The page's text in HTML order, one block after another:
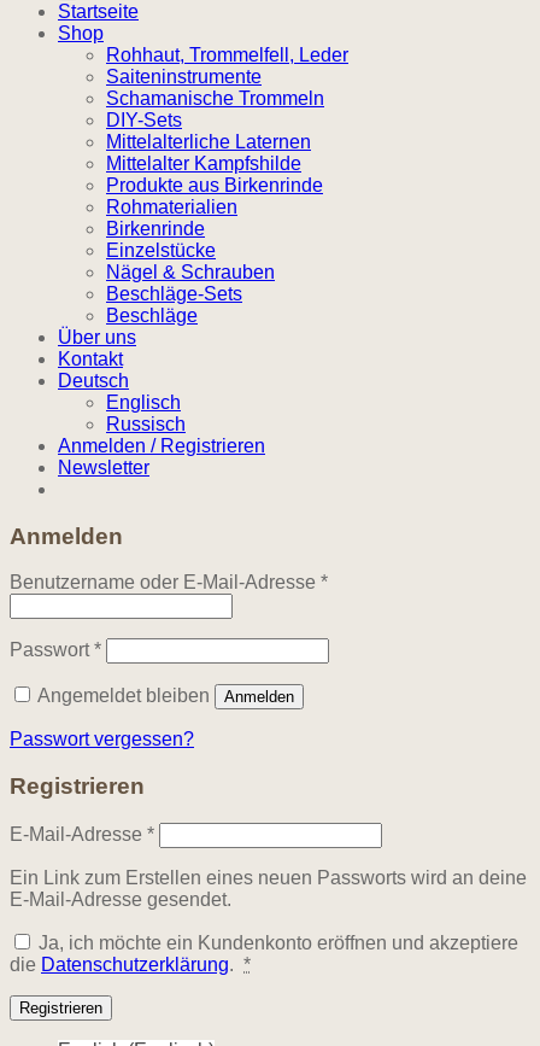
Startseite
Shop
Rohhaut, Trommelfell, Leder
Saiteninstrumente
Schamanische Trommeln
DIY-Sets
Mittelalterliche Laternen
Mittelalter Kampfshilde
Produkte aus Birkenrinde
Rohmaterialien
Birkenrinde
Einzelstücke
Nägel & Schrauben
Beschläge-Sets
Beschläge
Über uns
Kontakt
Deutsch
Englisch
Russisch
Anmelden / Registrieren
Newsletter
Anmelden
Benutzername oder E-Mail-Adresse *Erforderlich
Passwort*Erforderlich
Angemeldet bleiben Anmelden
Passwort vergessen?
Registrieren
E-Mail-Adresse *Erforderlich
Ein Link zum Erstellen eines neuen Passworts wird an deine
E-Mail-Adresse gesendet.
Ja, ich möchte ein Kundenkonto eröffnen und akzeptiere
die Datenschutzerklärung. *
Registrieren